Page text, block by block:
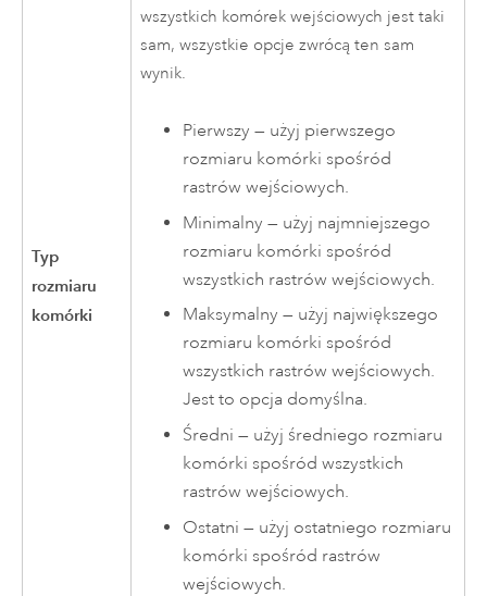
Typ
rozmiaru
komórki
wszystkich komórek wejściowych jest taki
sam, wszystkie opcje zwrócą ten sam
wynik.
Pierwszy — użyj pierwszego
rozmiaru komórki spośród
rastrów wejściowych.
Minimalny — użyj najmniejszego
rozmiaru komórki spośród
wszystkich rastrów wejściowych.
Maksymalny — użyj największego
rozmiaru komórki spośród
wszystkich rastrów wejściowych.
Jest to opcja domyślna.
Średni — użyj średniego rozmiaru
komórki spośród wszystkich
rastrów wejściowych.
Ostatni — użyj ostatniego rozmiaru
komórki spośród rastrów
wejściowych.